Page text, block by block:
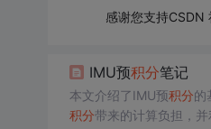
感谢您支持CSDN
IMU预积分笔记
本文介绍了IMU预积分的
积分带来的计算负担，